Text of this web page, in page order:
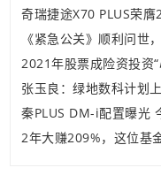
奇瑞捷途X70 PLUS荣
《紧急公关》顺利问世
2021年股票成险资投资
张玉良：绿地数科计划
秦PLUS DM-i配置曝光
2年大赚209%，这位基